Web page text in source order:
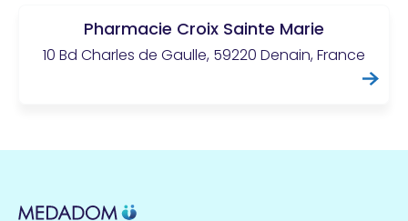
Pharmacie Croix Sainte Marie
10 Bd Charles de Gaulle, 59220 Denain, France